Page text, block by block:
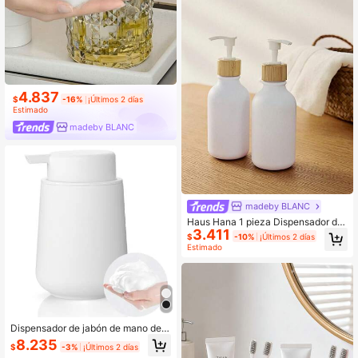
$4.837 -16% ¡Últimos 2 días
Estimado
madeby BLANC
Dispensador de jabón de mano de e
spuma blanca mate de 11 onzas - E
stilo minimalista moderno, adecuad
$8.235 -3% ¡Últimos 2 días
madeby BLANC
Haus Hana 1 pieza Dispensador de
jabón blanco recargable con bomba
de bambú, botella de 16 oz para jab
ción
$3.411 -10% ¡Últimos 2 días
Estimado